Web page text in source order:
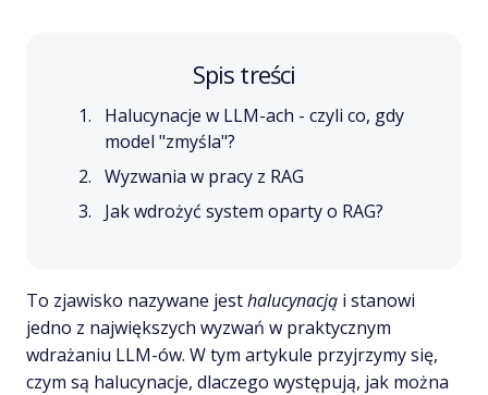
Spis treści
Halucynacje w LLM-ach - czyli co, gdy
model "zmyśla"?
Wyzwania w pracy z RAG
Jak wdrożyć system oparty o RAG?
To zjawisko nazywane jesthalucynacją i stanowi
jedno z największych wyzwań w praktycznym
wdrażaniu LLM-ów. W tym artykule przyjrzymy się,
czym są halucynacje, dlaczego występują, jak można